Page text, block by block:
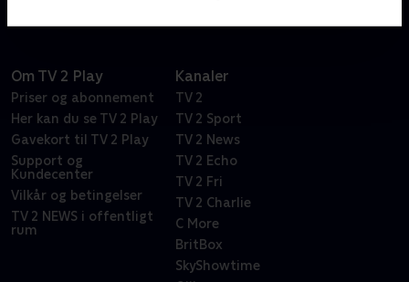
Om TV 2 Play
Priser og abonnement
Her kan du se TV 2 Play
Gavekort til TV 2 Play
Support og
Kundecenter
Vilkår og betingelser
TV 2 NEWS i offentligt
rum
Kanaler
TV 2
TV 2 Sport
TV 2 News
TV 2 Echo
TV 2 Fri
TV 2 Charlie
C More
BritBox
SkyShowtime